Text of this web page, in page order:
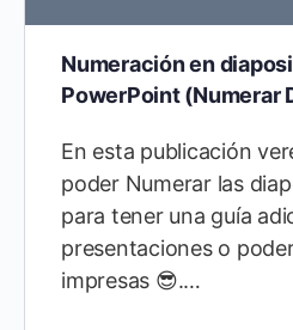
Numeración en
PowerPoint (Numerar
En esta publicación
poder Numerar las
para tener una guía
presentaciones o
impresas 😎.…